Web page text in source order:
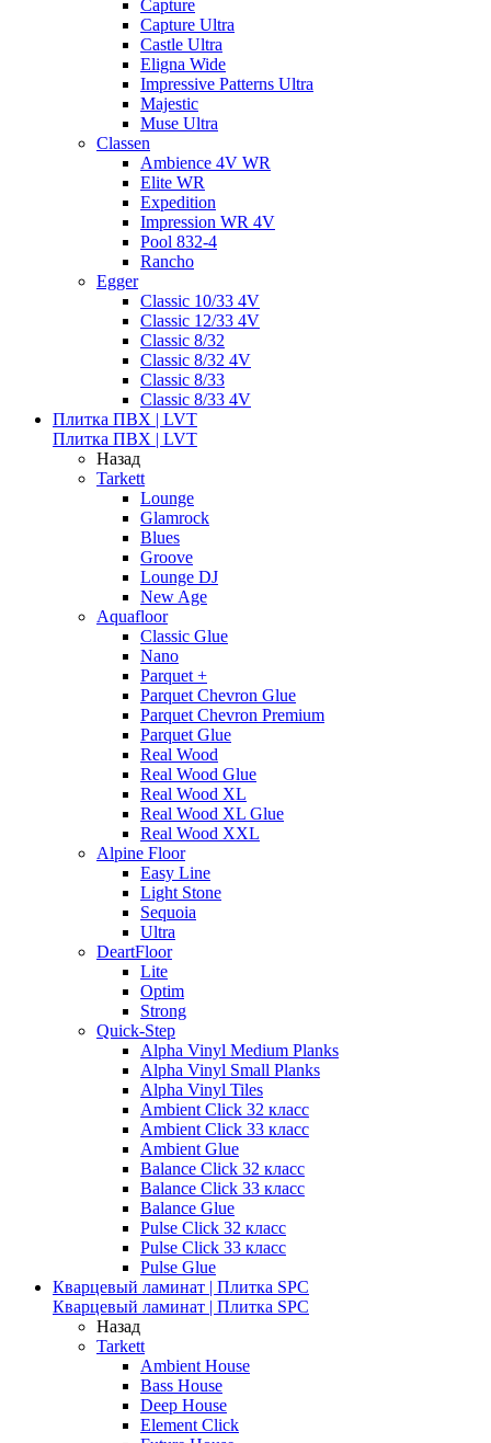
Capture
Capture Ultra
Castle Ultra
Eligna Wide
Impressive Patterns Ultra
Majestic
Muse Ultra
Classen
Ambience 4V WR
Elite WR
Expedition
Impression WR 4V
Pool 832-4
Rancho
Egger
Classic 10/33 4V
Classic 12/33 4V
Classic 8/32
Classic 8/32 4V
Classic 8/33
Classic 8/33 4V
Плитка ПВХ | LVT
Плитка ПВХ | LVT
Назад
Tarkett
Lounge
Glamrock
Blues
Groove
Lounge DJ
New Age
Aquafloor
Classic Glue
Nano
Parquet +
Parquet Chevron Glue
Parquet Chevron Premium
Parquet Glue
Real Wood
Real Wood Glue
Real Wood XL
Real Wood XL Glue
Real Wood XXL
Alpine Floor
Easy Line
Light Stone
Sequoia
Ultra
DeartFloor
Lite
Optim
Strong
Quick-Step
Alpha Vinyl Medium Planks
Alpha Vinyl Small Planks
Alpha Vinyl Tiles
Ambient Click 32 класс
Ambient Click 33 класс
Ambient Glue
Balance Click 32 класс
Balance Click 33 класс
Balance Glue
Pulse Click 32 класс
Pulse Click 33 класс
Pulse Glue
Кварцевый ламинат | Плитка SPC
Кварцевый ламинат | Плитка SPC
Назад
Tarkett
Ambient House
Bass House
Deep House
Element Click